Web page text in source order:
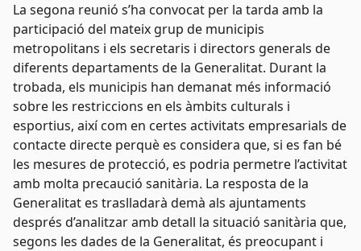
La segona reunió s’ha convocat per la tarda amb la
participació del mateix grup de municipis
metropolitans i els secretaris i directors generals de
diferents departaments de la Generalitat. Durant la
trobada, els municipis han demanat més informació
sobre les restriccions en els àmbits culturals i
esportius, així com en certes activitats empresarials de
contacte directe perquè es considera que, si es fan bé
les mesures de protecció, es podria permetre l’activitat
amb molta precaució sanitària. La resposta de la
Generalitat es traslladarà demà als ajuntaments
després d’analitzar amb detall la situació sanitària que,
segons les dades de la Generalitat, és preocupant i